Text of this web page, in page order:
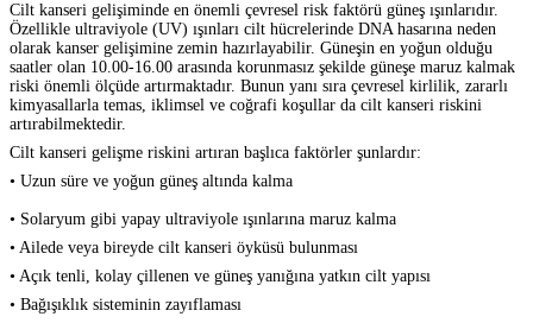
Cilt kanseri gelişiminde en önemli çevresel risk faktörü güneş ışınlarıdır.
Özellikle ultraviyole (UV) ışınları cilt hücrelerinde DNA hasarına neden
olarak kanser gelişimine zemin hazırlayabilir. Güneşin en yoğun olduğu
saatler olan 10.00-16.00 arasında korunmasız şekilde güneşe maruz kalmak
riski önemli ölçüde artırmaktadır. Bunun yanı sıra çevresel kirlilik, zararlı
kimyasallarla temas, iklimsel ve coğrafi koşullar da cilt kanseri riskini
artırabilmektedir.
Cilt kanseri gelişme riskini artıran başlıca faktörler şunlardır:
• Uzun süre ve yoğun güneş altında kalma
• Solaryum gibi yapay ultraviyole ışınlarına maruz kalma
• Ailede veya bireyde cilt kanseri öyküsü bulunması
• Açık tenli, kolay çillenen ve güneş yanığına yatkın cilt yapısı
• Bağışıklık sisteminin zayıflaması